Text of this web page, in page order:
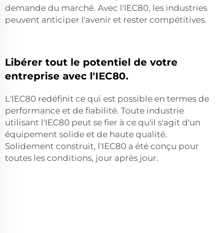
demande du marché. Avec l'IEC80, les industries
peuvent anticiper l'avenir et rester compétitives.
Libérer tout le potentiel de votre
entreprise avec l'IEC80.
L'IEC80 redéfinit ce qui est possible en termes de
performance et de fiabilité. Toute industrie
utilisant l'IEC80 peut se fier à ce qu'il s'agit d'un
équipement solide et de haute qualité.
Solidement construit, l'IEC80 a été conçu pour
toutes les conditions, jour après jour.